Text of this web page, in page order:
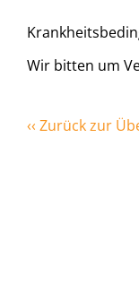
Wir bitten um
‹‹ Zurück zur